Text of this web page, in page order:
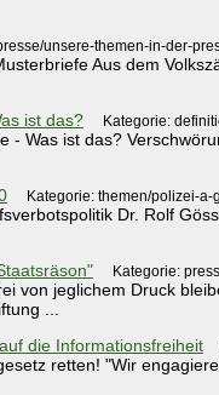
unsere-themen-in-der-
Aus dem
ist das?
Kategorie:
- Was ist das?
Kategorie: themen/polizei-a-
Dr. Rolf
Kategorie:
von jeglichem Druck
...
die Informationsfreiheit
retten! "Wir